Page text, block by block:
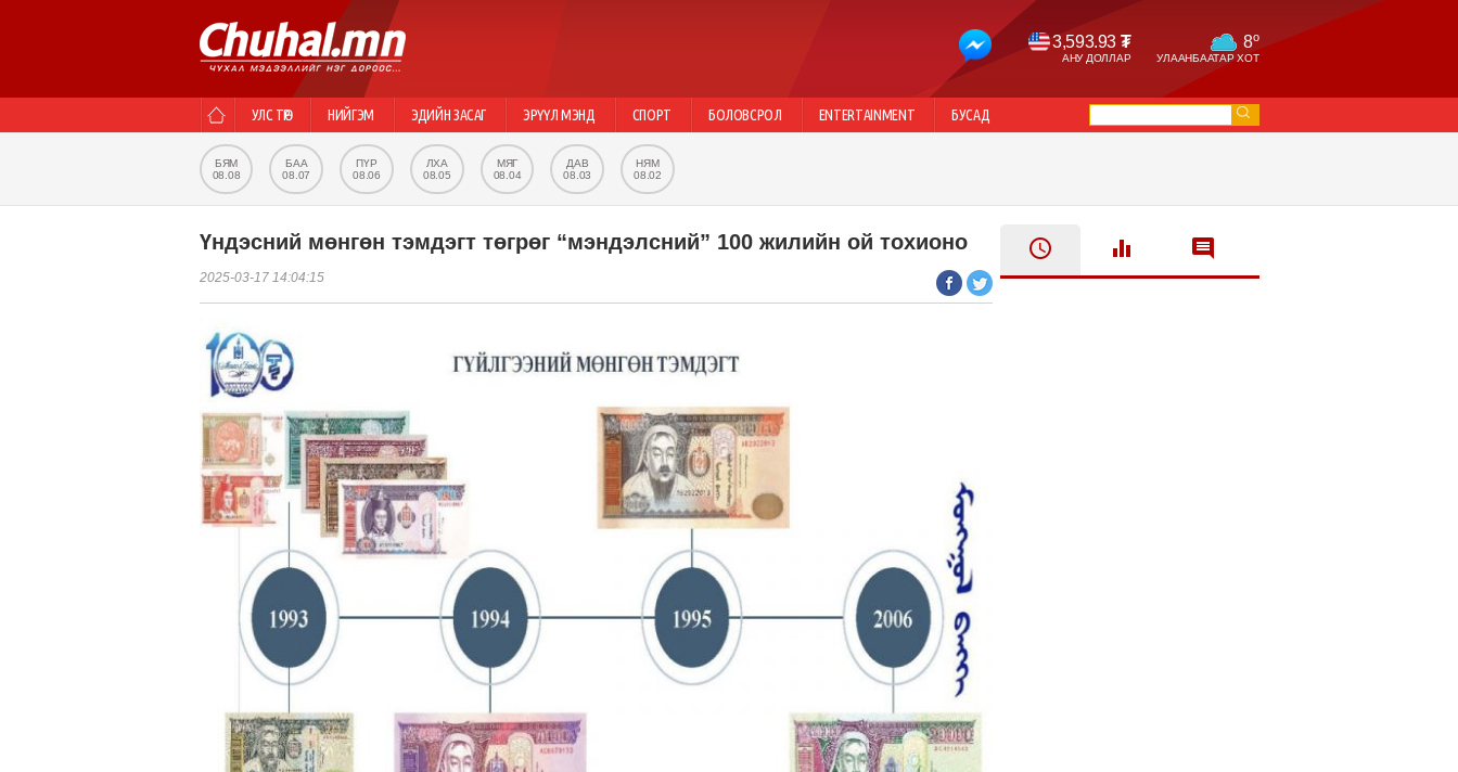
3,593.93 ₮
АНУ ДОЛЛАР
8o
УЛААНБААТАР ХОТ
УЛС ТӨР НИЙГЭМ ЭДИЙН ЗАСАГ ЭРҮҮЛ МЭНД СПОРТ БОЛОВСРОЛ ENTERTAINMENT БУСАД
БЯМ
08.08
БАА
08.07
ПҮР
08.06
ЛХА
08.05
МЯГ
08.04
ДАВ
08.03
НЯМ
08.02
Үндэсний мөнгөн тэмдэгт төгрөг “мэндэлсний” 100 жилийн ой тохионо
2025-03-17 14:04:15